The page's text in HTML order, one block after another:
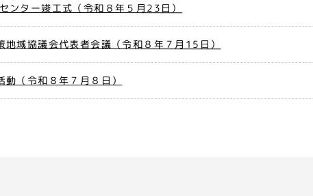
ンター竣工式（令和８年５月23日）
域協議会代表者会議（令和８年７月15日）
（令和８年７月８日）